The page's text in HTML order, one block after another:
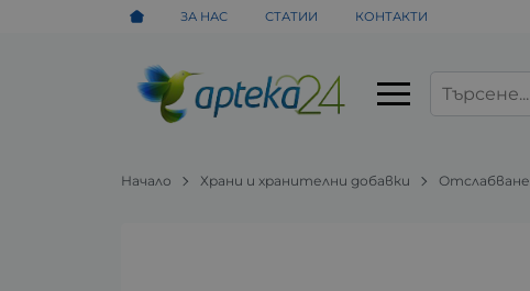
ЗА НАС СТАТИИ КОНТАКТИ
Начало Храни и хранителни добавки Отслабване